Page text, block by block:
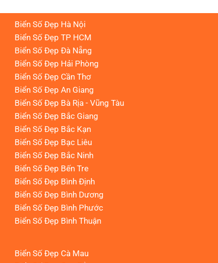
Biển Số Đẹp Hà Nội
Biển Số Đẹp TP HCM
Biển Số Đẹp Đà Nẵng
Biển Số Đẹp Hải Phòng
Biển Số Đẹp Cần Thơ
Biển Số Đẹp An Giang
Biển Số Đẹp Bà Rịa - Vũng Tàu
Biển Số Đẹp Bắc Giang
Biển Số Đẹp Bắc Kạn
Biển Số Đẹp Bạc Liêu
Biển Số Đẹp Bắc Ninh
Biển Số Đẹp Bến Tre
Biển Số Đẹp Bình Định
Biển Số Đẹp Bình Dương
Biển Số Đẹp Bình Phước
Biển Số Đẹp Bình Thuận
Biển Số Đẹp Cà Mau